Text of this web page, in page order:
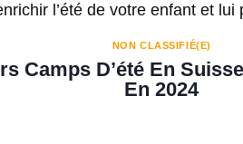
Camps D’été En
En 2024
NON CLASSIFIÉ(E)
l’été de votre enfant et